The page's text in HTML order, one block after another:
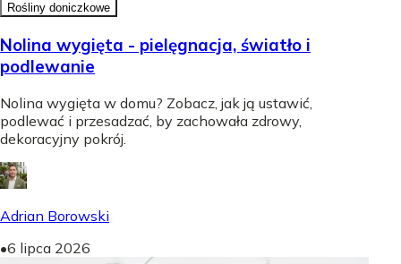
Rośliny doniczkowe
Nolina wygięta - pielęgnacja, światło i
podlewanie
Nolina wygięta w domu? Zobacz, jak ją ustawić,
podlewać i przesadzać, by zachowała zdrowy,
dekoracyjny pokrój.
Adrian Borowski
•6 lipca 2026